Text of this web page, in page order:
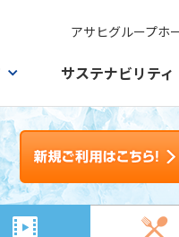
アサヒグループホ
サステナビリティ